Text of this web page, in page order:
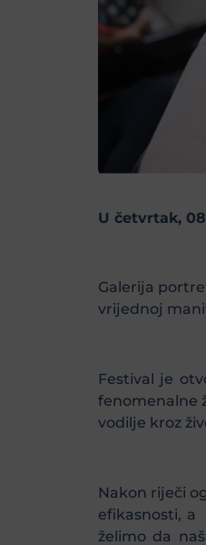
U četvrtak,
Galerija
vrijednoj
Festival je
fenomenalne
vodilje kroz
Nakon riječi
efikasnosti, a
želimo da